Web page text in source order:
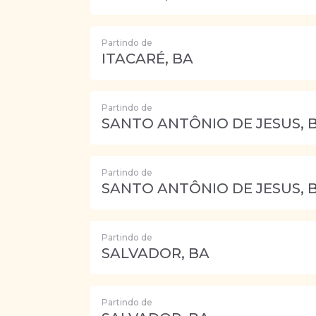
Partindo de
ITACARÉ, BA
Partindo de
SANTO ANTÔNIO DE JESUS,
Partindo de
SANTO ANTÔNIO DE JESUS,
Partindo de
SALVADOR, BA
Partindo de